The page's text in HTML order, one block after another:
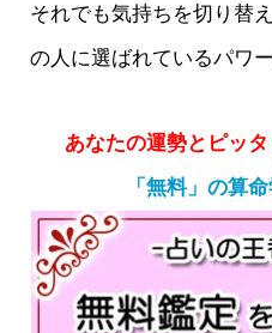
それでも気持ちを切り替
の人に選ばれているパワ
あなたの運勢とピッ
「無料」の算